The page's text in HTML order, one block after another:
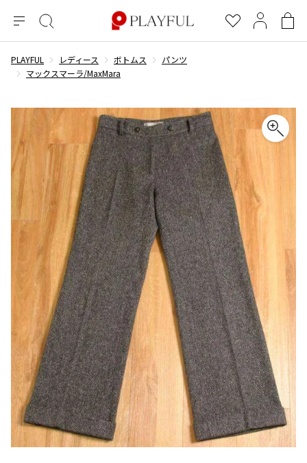
メ
ニ
ュ
ー
絞
り
込
み
お
気
マ
イ
シ
ョ
バ
ッ
すべての新着アイテムを表示
ブランド
コムデギャルソン
ジュンヤワタナベ
ヨウジヤマモト
ワイズ
ワイスリー
イッセイミヤケ
プリーツプリーズ
ジャンポールゴルチエ
ヴィヴィアンウエストウッド
メゾン マルジェラ
レディース
INDEX ブランドA-Z
BLACK COMME des GARCONS
ブラックコムデギャルソン
COMME des GARCONS
コムデギャルソン
COMME des GARCONS COMME des GARCONS
コムデギャルソン コムデギャルソン
COMME des GARCONS HOMME
コムデギャルソンオム
COMME des GARCONS HOMME DEUX
コムデギャルソン オムドゥ
COMME des GARCONS HOMME PLUS
コムデギャルソンオムプリュス
COMME des GARCONS SHIRT
コムデギャルソンシャツ
robe de chambre COMME des GARCONS
ローブドシャンブル コムデギャルソン
tricot COMME des GARCONS
トリコ コムデギャルソン
トップス
長袖ブラウス・シャツ
半袖ブラウス・シャツ
カーディガン
ニット
パーカー・スウェット
ワンピース
ベスト・ボレロ
Tシャツ・カットソー
ノースリーブ
ボトムス
スカート
パンツ
デニム
ハーフパンツ・キュロット
トップス
長袖シャツ
半袖シャツ
ニット
カーディガン
パーカー・スウェット
ベスト
カットソー
Tシャツ・ポロシャツ
ノースリーブ
ボトムス
ウールパンツ
コットンパンツ
デニム
サルエルパンツ
すべてのSALEアイテムを表示
レディース
トップス
ボトムス
アウター
アクセサリー
メンズ
トップス
ボトムス
アウター
アクセサリー
2026.08.08
Mesh
PLAYFUL レディース ボトムス
パンツ
マックスマーラ/MaxMara